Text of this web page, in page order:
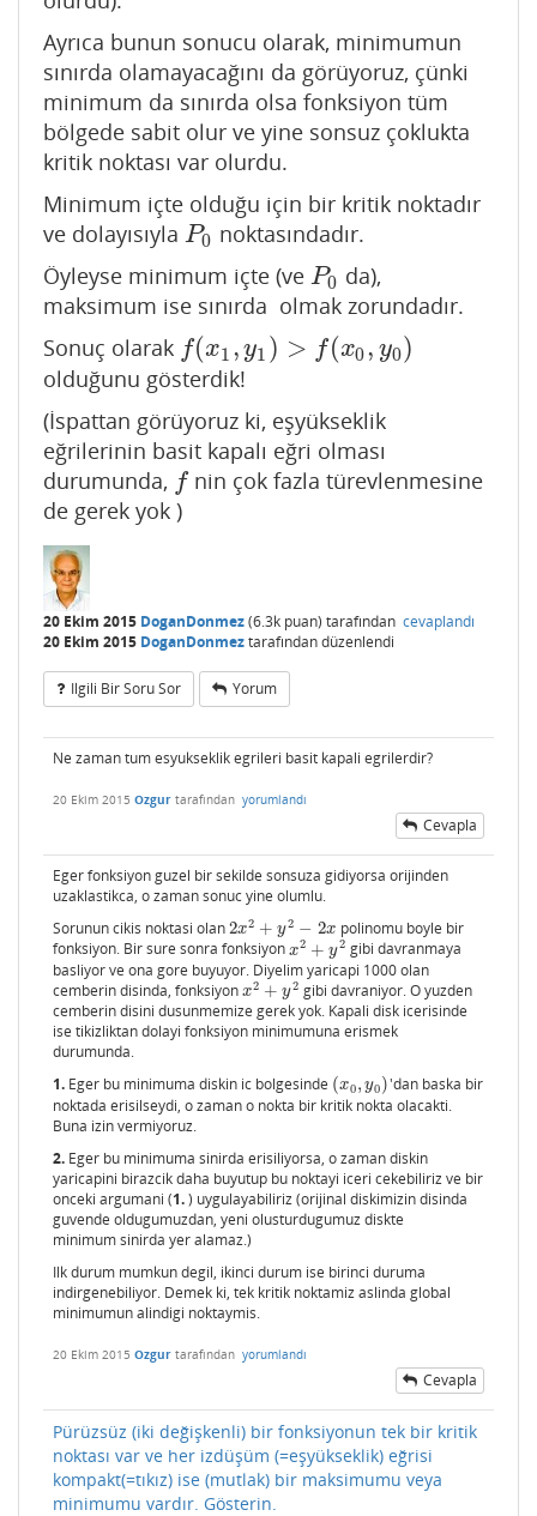
Ayrıca bunun sonucu olarak, minimumun
sınırda olamayacağını da görüyoruz, çünki
minimum da sınırda olsa fonksiyon tüm
bölgede sabit olur ve yine sonsuz çoklukta
kritik noktası var olurdu.
Minimum içte olduğu için bir kritik noktadır
ve dolayısıyla P0
P0 noktasındadır.
Öyleyse minimum içte (ve P0
P0 da),
maksimum ise sınırda olmak zorundadır.
Sonuç olarak f(x1 , y1 ) > f(x0, y0)
f(x1,y 1)>f (x 0,y 0)
olduğunu gösterdik!
(İspattan görüyoruz ki, eşyükseklik
eğrilerinin basit kapalı eğri olması
durumunda, f
f nin çok fazla türevlenmesine
de gerek yok )
20 Ekim 2015 DoganDonmez(6.3k puan) tarafından cevaplandı
20 Ekim 2015 DoganDonmeztarafındandüzenlendi
Ilgili Bir Soru Sor Yorum
Ne zaman tum esyukseklik egrileri basit kapali egrilerdir?
20 Ekim 2015 Ozgur tarafından yorumlandı
Cevapla
Eger fonksiyon guzel bir sekilde sonsuza gidiyorsa orijinden
uzaklastikca, o zaman sonuc yine olumlu.
Sorunun cikis noktasi olan2x2 + y2 − 2x
2x2+y2 −2 x
polinomu boyle bir
fonksiyon. Bir sure sonra fonksiyon x2 + y2
x2+y2
gibi davranmaya
basliyor ve ona gore buyuyor. Diyelim yaricapi 1000 olan
cemberin disinda, fonksiyon x2 + y2
x2+y2
gibi davraniyor. O yuzden
cemberin disini dusunmemize gerek yok. Kapali disk icerisinde
ise tikizliktan dolayi fonksiyon minimumuna erismek
durumunda.
1. Eger bu minimuma diskin ic bolgesinde (x0 , y0)
(x0,y0)
'dan baska bir
noktada erisilseydi, o zaman o nokta bir kritik nokta olacakti.
Buna izin vermiyoruz.
2. Eger bu minimuma sinirda erisiliyorsa, o zaman diskin
yaricapini birazcik daha buyutup bu noktayi iceri cekebiliriz ve bir
onceki argumani (1.) uygulayabiliriz (orijinal diskimizin disinda
guvende oldugumuzdan, yeni olusturdugumuz diskte
minimum sinirda yer alamaz.)
Ilk durum mumkun degil, ikinci durum ise birinci duruma
indirgenebiliyor. Demek ki, tek kritik noktamiz aslinda global
minimumun alindigi noktaymis.
20 Ekim 2015 Ozgur tarafından yorumlandı
Cevapla
Pürüzsüz (iki değişkenli) bir fonksiyonun tek bir kritik
noktası var ve her izdüşüm (=eşyükseklik) eğrisi
kompakt(=tıkız) ise (mutlak) bir maksimumu veya
minimumu vardır. Gösterin.